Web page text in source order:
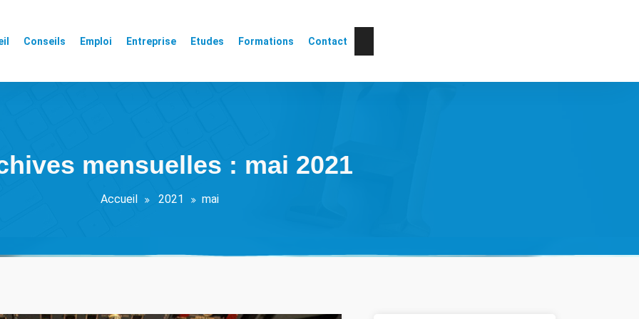
Conseils Emploi Entreprise Etudes Formations Contact
mensuelles : mai 2021
Accueil 2021 mai